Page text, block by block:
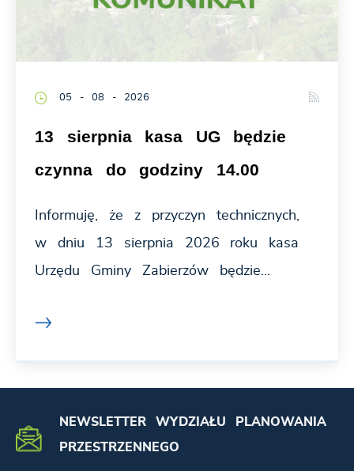
05 - 08 - 2026
13 sierpnia kasa UG będzie
czynna do godziny 14.00
Informuję, że z przyczyn technicznych,
w dniu 13 sierpnia 2026 roku kasa
Urzędu Gminy Zabierzów będzie...
NEWSLETTER WYDZIAŁU PLANOWANIA
PRZESTRZENNEGO